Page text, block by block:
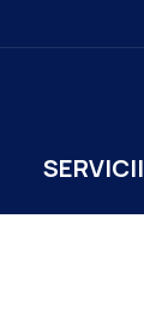
SERVICII